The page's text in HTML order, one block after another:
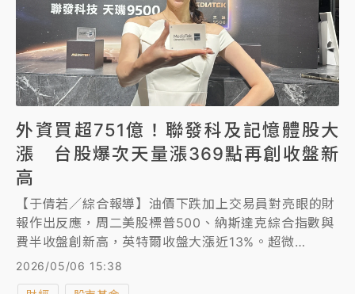
外資買超751億！聯發科及記憶體股大
漲 台股爆次天量漲369點再創收盤新
高
【于倩若／綜合報導】油價下跌加上交易員對亮眼的財
報作出反應，周二美股標普500、納斯達克綜合指數與
費半收盤創新高，英特爾收盤大漲近13%。超微
（AMD）與美超微（Super Micro）在盤後發布財報
後，股價分別暴漲逾15%和逾18%。 台股開盤後聯發科
2026/05/06 15:38